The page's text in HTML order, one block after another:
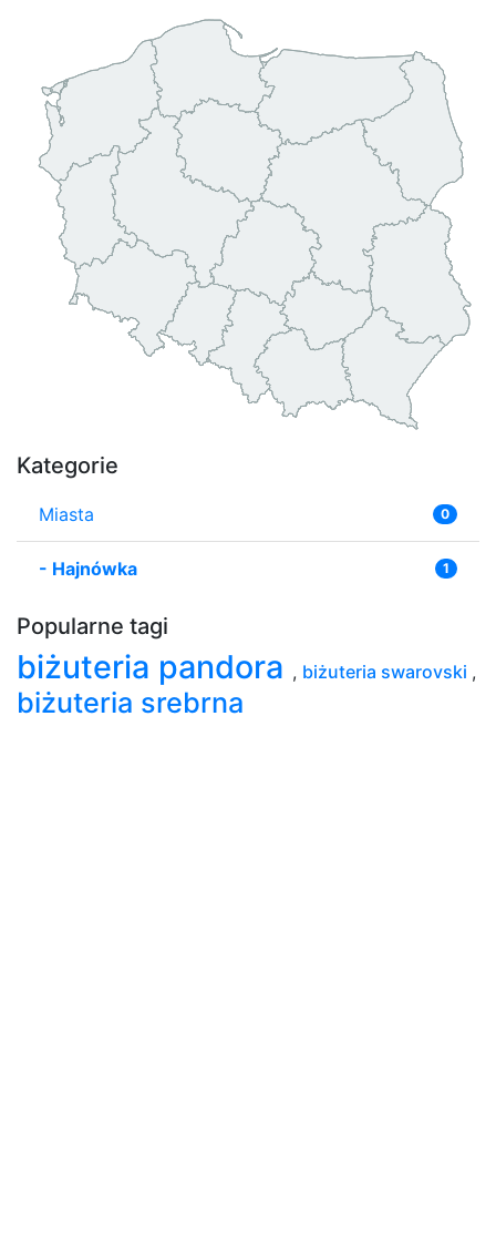
Kategorie
Miasta 0
- Hajnówka 1
Popularne tagi
biżuteria pandora , biżuteria swarovski ,
biżuteria srebrna